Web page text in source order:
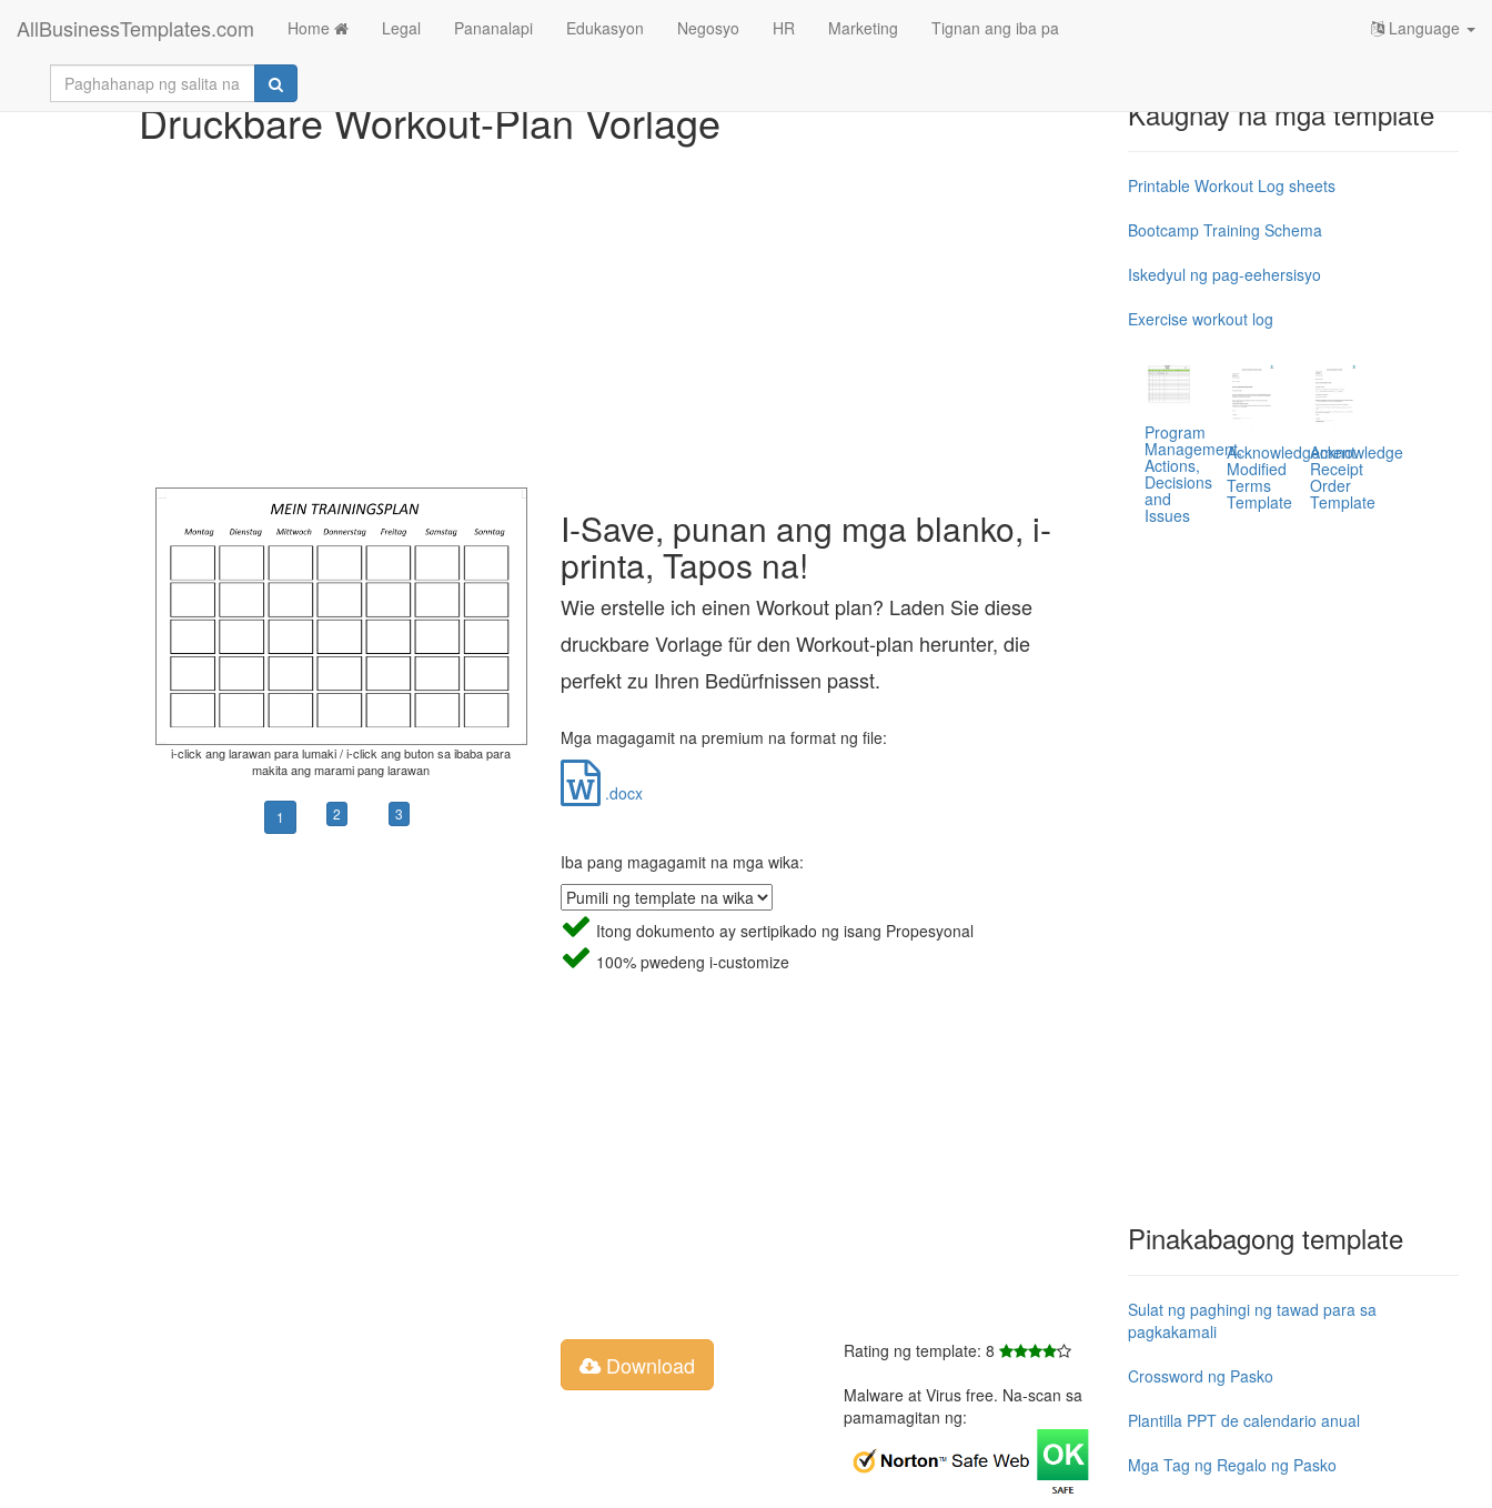
AllBusinessTemplates.com Home Legal Pananalapi Edukasyon Negosyo HR Marketing Tignan ang iba pa Language
Druckbare Workout-Plan Vorlage
i-click ang larawan para lumaki / i-click ang buton sa ibaba para
makita ang marami pang larawan
1 2 3
I-Save, punan ang mga blanko, i-
printa, Tapos na!
Wie erstelle ich einen Workout plan? Laden Sie diese
druckbare Vorlage für den Workout-plan herunter, die
perfekt zu Ihren Bedürfnissen passt.
Mga magagamit na premium na format ng file:
.docx
Iba pang magagamit na mga wika:
Itong dokumento ay sertipikado ng isang Propesyonal
100% pwedeng i-customize
Download
Rating ng template: 8
Malware at Virus free. Na-scan sa
pamamagitan ng:
Kaugnay na mga template
Printable Workout Log sheets
Bootcamp Training Schema
Iskedyul ng pag-eehersisyo
Exercise workout log
Program
Management,
Actions,
Decisions
and
Issues
Acknowledgement
Modified
Terms
Template
Acknowledge
Receipt
Order
Template
Pinakabagong template
Sulat ng paghingi ng tawad para sa
pagkakamali
Crossword ng Pasko
Plantilla PPT de calendario anual
Mga Tag ng Regalo ng Pasko